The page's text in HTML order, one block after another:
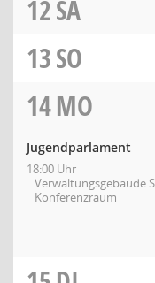
12SA
13SO
14MO
Jugendparlament
18:00 Uhr
Verwaltungsgebäude
Konferenzraum